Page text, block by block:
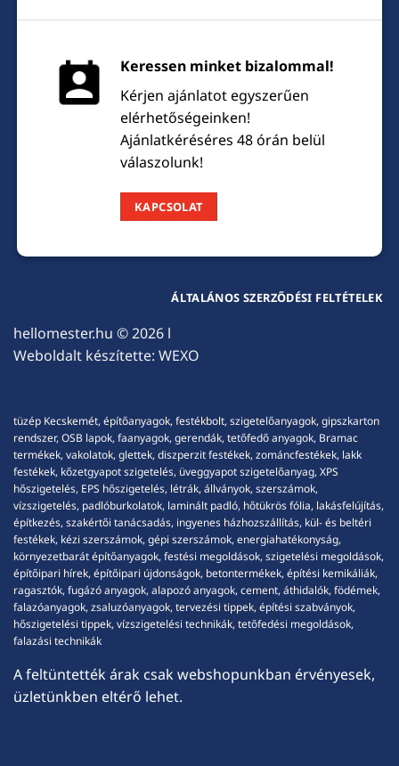
Keressen minket bizalommal!
Kérjen ajánlatot egyszerűen
elérhetőségeinken!
Ajánlatkéréséres 48 órán belül
válaszolunk!
KAPCSOLAT
hellomester.hu © 2026 l
Weboldalt készítette: WEXO
ÁLTALÁNOS SZERZŐDÉSI FELTÉTELEK
tüzép Kecskemét, építőanyagok, festékbolt, szigetelőanyagok, gipszkarton
rendszer, OSB lapok, faanyagok, gerendák, tetőfedő anyagok, Bramac
termékek, vakolatok, glettek, diszperzit festékek, zománcfestékek, lakk
festékek, kőzetgyapot szigetelés, üveggyapot szigetelőanyag, XPS
hőszigetelés, EPS hőszigetelés, létrák, állványok, szerszámok,
vízszigetelés, padlóburkolatok, laminált padló, hőtükrös fólia, lakásfelújítás,
építkezés, szakértői tanácsadás, ingyenes házhozszállítás, kül- és beltéri
festékek, kézi szerszámok, gépi szerszámok, energiahatékonyság,
környezetbarát építőanyagok, festési megoldások, szigetelési megoldások,
építőipari hírek, építőipari újdonságok, betontermékek, építési kemikáliák,
ragasztók, fugázó anyagok, alapozó anyagok, cement, áthidalók, födémek,
falazóanyagok, zsaluzóanyagok, tervezési tippek, építési szabványok,
hőszigetelési tippek, vízszigetelési technikák, tetőfedési megoldások,
falazási technikák
A feltüntették árak csak webshopunkban érvényesek,
üzletünkben eltérő lehet.